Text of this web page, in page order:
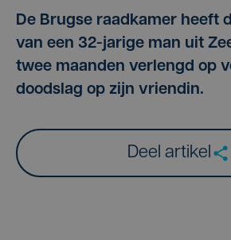
De Brugse raadkamer heeft
van een 32-jarige man uit
twee maanden verlengd op
doodslag op zijn vriendin.
Deel artikel